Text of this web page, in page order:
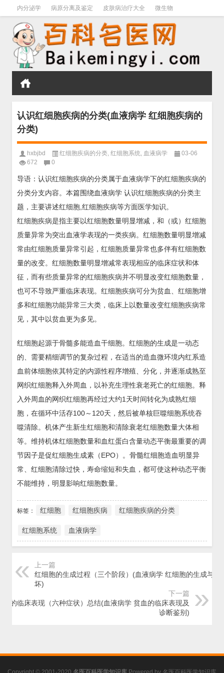
内分泌学 病原分离及鉴定 皮肤病治疗大全 微生物
皮肤病学 男科学 血液病学 心血管 口腔医学 禁戒毒品
认识红细胞疾病的分类(血液病学 红细胞疾病的
分类)
hxbjbd 红细胞疾病的分类, 红细胞系统, 血液病学
03-06
672
0
导语：认识红细胞疾病的分类属于血液病学下的红细胞疾病的
分类分支内容。本篇围绕血液病学 认识红细胞疾病的分类主
题，主要讲述红细胞,红细胞疾病等方面医学知识。
红细胞疾病是指主要以红细胞数量明显增减，和（或）红细胞
质量异常为突出血液学表现的一类疾病。红细胞数量明显增减
常由红细胞质量异常引起，红细胞质量异常也多伴有红细胞数
量的改变。红细胞数量明显增减常表现相应的临床症状和体
征，而有些质量异常的红细胞疾病并不明显改变红细胞数量，
也可不导致严重临床表现。红细胞疾病可分为贫血、红细胞增
多和红细胞功能异常三大类，临床上以数量改变红细胞疾病常
见，其中以贫血更为多见。
红细胞起源于骨髓多能造血干细胞。红细胞的生成是一动态
的、需要精细调节的复杂过程，在适当的造血微环境内红系造
血前体细胞依其特定的内源性程序增殖、分化，并逐渐成熟至
网织红细胞释入外周血，以补充生理性衰老死亡的红细胞。释
入外周血的网织红细胞再经过大约1天时间转化为成熟红细
胞，在循环中活存100～120天，然后被单核巨噬细胞系统吞
噬清除。机体产生新生红细胞和清除衰老红细胞数量大体相
等。维持机体红细胞数量和血红蛋白含量动态平衡最重要的调
节因子是促红细胞生成素（EPO）。骨髓红细胞造血明显异
常、红细胞清除过快，寿命缩短和失血，都可使这种动态平衡
不能维持，明显影响红细胞数量。
标签： 红细胞 红细胞疾病 红细胞疾病的分类
红细胞系统 血液病学
上一篇
红细胞的生成过程（三个阶段）(血液病学 红细胞的生成与破
坏)
下一篇
血的临床表现（六种症状）总结(血液病学 贫血的临床表现及
诊断鉴别)